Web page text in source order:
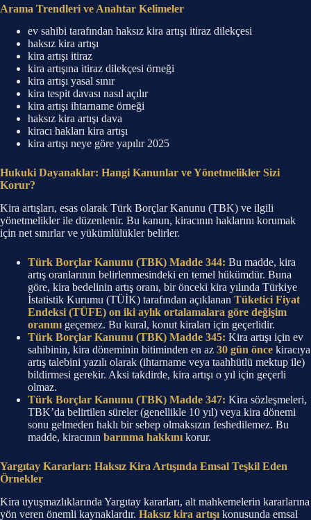
Arama Trendleri ve Anahtar Kelimeler
ev sahibi tarafından haksız kira artışı itiraz dilekçesi
haksız kira artışı
kira artışı itiraz
kira artışına itiraz dilekçesi örneği
kira artışı yasal sınır
kira tespit davası nasıl açılır
kira artışı ihtarname örneği
haksız kira artışı dava
kiracı hakları kira artışı
kira artışı neye göre yapılır 2025
Hukuki Dayanaklar: Hangi Kanunlar ve Yönetmelikler Sizi
Korur?
Kira artışları, esas olarak Türk Borçlar Kanunu (TBK) ve ilgili
yönetmelikler ile düzenlenir. Bu kanun, kiracının haklarını korumak
için net sınırlar ve yükümlülükler belirler.
Türk Borçlar Kanunu (TBK) Madde 344: Bu madde, kira
artış oranlarının belirlenmesindeki en temel hükümdür. Buna
göre, kira bedelinin artış oranı, bir önceki kira yılında Türkiye
İstatistik Kurumu (TÜİK) tarafından açıklanan Tüketici Fiyat
Endeksi (TÜFE) on iki aylık ortalamalara göre değişim
oranını geçemez. Bu kural, konut kiraları için geçerlidir.
Türk Borçlar Kanunu (TBK) Madde 345: Kira artışı için ev
sahibinin, kira döneminin bitiminden en az 30 gün önce kiracıya
artış talebini yazılı olarak (ihtarname veya taahhütlü mektup ile)
bildirmesi gerekir. Aksi takdirde, kira artışı o yıl için geçerli
olmaz.
Türk Borçlar Kanunu (TBK) Madde 347: Kira sözleşmeleri,
TBK’da belirtilen süreler (genellikle 10 yıl) veya kira dönemi
sonu gelmeden haklı bir sebep olmaksızın feshedilemez. Bu
madde, kiracının barınma hakkını korur.
Yargıtay Kararları: Haksız Kira Artışında Emsal Teşkil Eden
Örnekler
Kira uyuşmazlıklarında Yargıtay kararları, alt mahkemelerin kararlarına
yön veren önemli kaynaklardır. Haksız kira artışı konusunda emsal